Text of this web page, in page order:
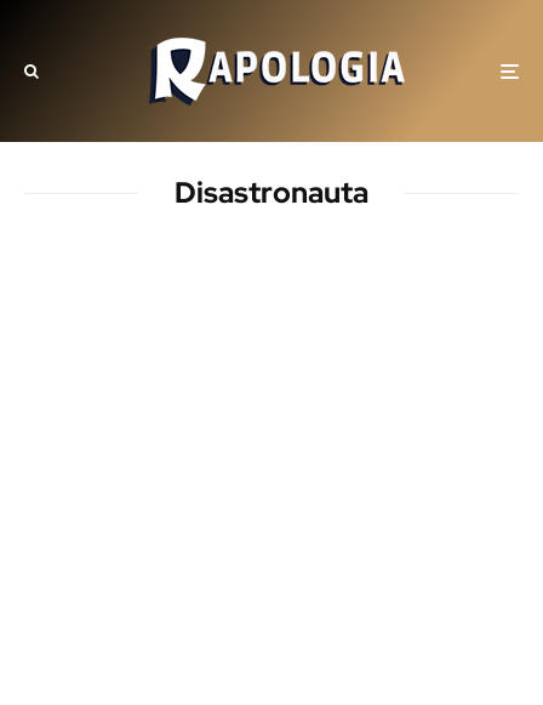
Disastronauta